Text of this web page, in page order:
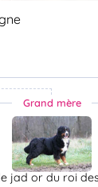
Grand mère
jad or du roi